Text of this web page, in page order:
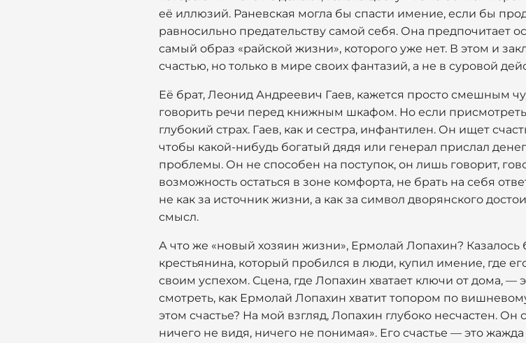
её иллюзий. Раневская могла бы спасти имение, если бы
равносильно предательству самой себя. Она предпочитает
самый образ «райской жизни», которого уже нет. В этом и
счастью, но только в мире своих фантазий, а не в суровой
Её брат, Леонид Андреевич Гаев, кажется просто смешным
говорить речи перед книжным шкафом. Но если
глубокий страх. Гаев, как и сестра, инфантилен. Он ищет
чтобы какой-нибудь богатый дядя или генерал прислал
проблемы. Он не способен на поступок, он лишь говорит,
возможность остаться в зоне комфорта, не брать на себя
не как за источник жизни, а как за символ дворянского
смысл.
А что же «новый хозяин жизни», Ермолай Лопахин? Казалось
крестьянина, который пробился в люди, купил имение, где
своим успехом. Сцена, где Лопахин хватает ключи от дома, —
смотреть, как Ермолай Лопахин хватит топором по
этом счастье? На мой взгляд, Лопахин глубоко несчастен. Он
ничего не видя, ничего не понимая». Его счастье — это